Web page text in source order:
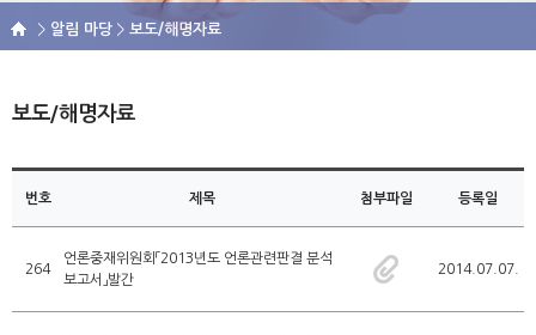
알림 마당 보도/해명자료
보도/해명자료
번호 제목 첨부파일 등록일
264
언론중재위원회「2013년도 언론관련판결 분석
보고서」발간
2014.07.07.